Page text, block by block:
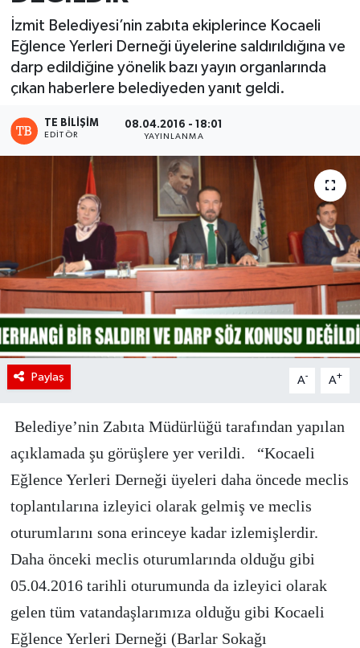
İzmit Belediyesi’nin zabıta ekiplerince Kocaeli
Eğlence Yerleri Derneği üyelerine saldırıldığına ve
darp edildiğine yönelik bazı yayın organlarında
çıkan haberlere belediyeden yanıt geldi.
TE BILIŞIM
EDITÖR
08.04.2016 - 18:01
YAYINLANMA
Paylaş A- A+
Belediye’nin Zabıta Müdürlüğü tarafından yapılan
açıklamada şu görüşlere yer verildi. “Kocaeli
Eğlence Yerleri Derneği üyeleri daha öncede meclis
toplantılarına izleyici olarak gelmiş ve meclis
oturumlarını sona erinceye kadar izlemişlerdir.
Daha önceki meclis oturumlarında olduğu gibi
05.04.2016 tarihli oturumunda da izleyici olarak
gelen tüm vatandaşlarımıza olduğu gibi Kocaeli
Eğlence Yerleri Derneği (Barlar Sokağı